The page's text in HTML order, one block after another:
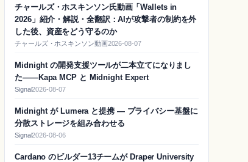
チャールズ・ホスキンソン氏動画「Wallets in
2026」紹介・解説・全翻訳：AIが攻撃者の制約を外
した後、資産をどう守るのか
チャールズ・ホスキンソン動画2026-08-07
Midnight の開発支援ツールが二本立てになりまし
た——Kapa MCP と Midnight Expert
Signal2026-08-07
Midnight が Lumera と提携 — プライバシー基盤に
分散ストレージを組み合わせる
Signal2026-08-06
Cardano のビルダー13チームが Draper University